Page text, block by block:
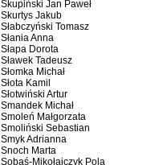
Skupiński Jan Paweł
Skurtys Jakub
Słabczyński Tomasz
Słania Anna
Słapa Dorota
Sławek Tadeusz
Słomka Michał
Słota Kamil
Słotwiński Artur
Smandek Michał
Smoleń Małgorzata
Smoliński Sebastian
Smyk Adrianna
Snoch Marta
Sobaś-Mikołajczyk Pola